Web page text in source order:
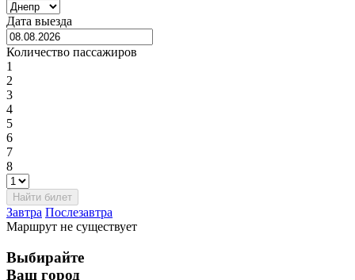
Дата выезда
Количество пассажиров
1
2
3
4
5
6
7
8
Завтра Послезавтра
Маршрут не существует
Выбирайте
Ваш город